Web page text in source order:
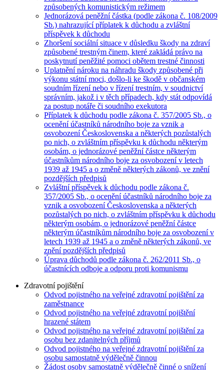
způsobených komunistickým režimem
Jednorázová peněžní částka (podle zákona č. 108/2009
Sb.) nahrazující příplatek k důchodu a zvláštní
příspěvek k důchodu
Zhoršení sociální situace v důsledku škody na zdraví
způsobené trestným činem, které zakládá právo na
poskytnutí peněžité pomoci obětem trestné činnosti
Uplatnění nároku na náhradu škody způsobené při
výkonu státní moci, došlo-li ke škodě v občanském
soudním řízení nebo v řízení trestním, v soudnictví
správním, jakož i v těch případech, kdy stát odpovídá
za postup notáře či soudního exekutora
Příplatek k důchodu podle zákona č. 357/2005 Sb., o
ocenění účastníků národního boje za vznik a
osvobození Československa a některých pozůstalých
po nich, o zvláštním příspěvku k důchodu některým
osobám, o jednorázové peněžní částce některým
účastníkům národního boje za osvobození v letech
1939 až 1945 a o změně některých zákonů, ve znění
pozdějších předpisů
Zvláštní příspěvek k důchodu podle zákona č.
357/2005 Sb., o ocenění účastníků národního boje za
vznik a osvobození Československa a některých
pozůstalých po nich, o zvláštním příspěvku k důchodu
některým osobám, o jednorázové peněžní částce
některým účastníkům národního boje za osvobození v
letech 1939 až 1945 a o změně některých zákonů, ve
znění pozdějších předpisů
Úprava důchodů podle zákona č. 262/2011 Sb., o
účastnících odboje a odporu proti komunismu
Zdravotní pojištění
Odvod pojistného na veřejné zdravotní pojištění za
zaměstnance
Odvod pojistného na veřejné zdravotní pojištění
hrazené státem
Odvod pojistného na veřejné zdravotní pojištění za
osobu bez zdanitelných příjmů
Odvod pojistného na veřejné zdravotní pojištění za
osobu samostatně výdělečně činnou
Žádost osoby samostatně výdělečně činné o snížení